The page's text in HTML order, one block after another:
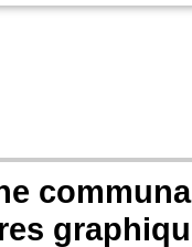
En Français,
En Français,